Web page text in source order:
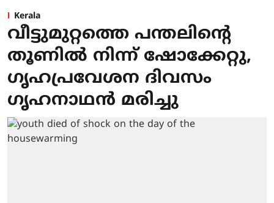
Kerala
വീട്ടുമുറ്റത്തെ പന്തലിന്റെ
തൂണില്‍ നിന്ന് ഷോക്കേറ്റു,
ഗൃഹപ്രവേശന ദിവസം
ഗൃഹനാഥന്‍ മരിച്ചു